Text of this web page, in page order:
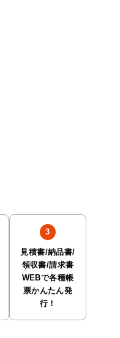
見積書/納品書/
領収書/請求書
WEBで各種帳
票かんたん発
行！